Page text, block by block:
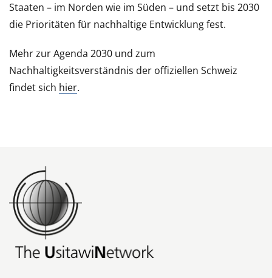
Staaten – im Norden wie im Süden – und setzt bis 2030
die Prioritäten für nachhaltige Entwicklung fest.
Mehr zur Agenda 2030 und zum
Nachhaltigkeitsverständnis der offiziellen Schweiz
findet sich hier.